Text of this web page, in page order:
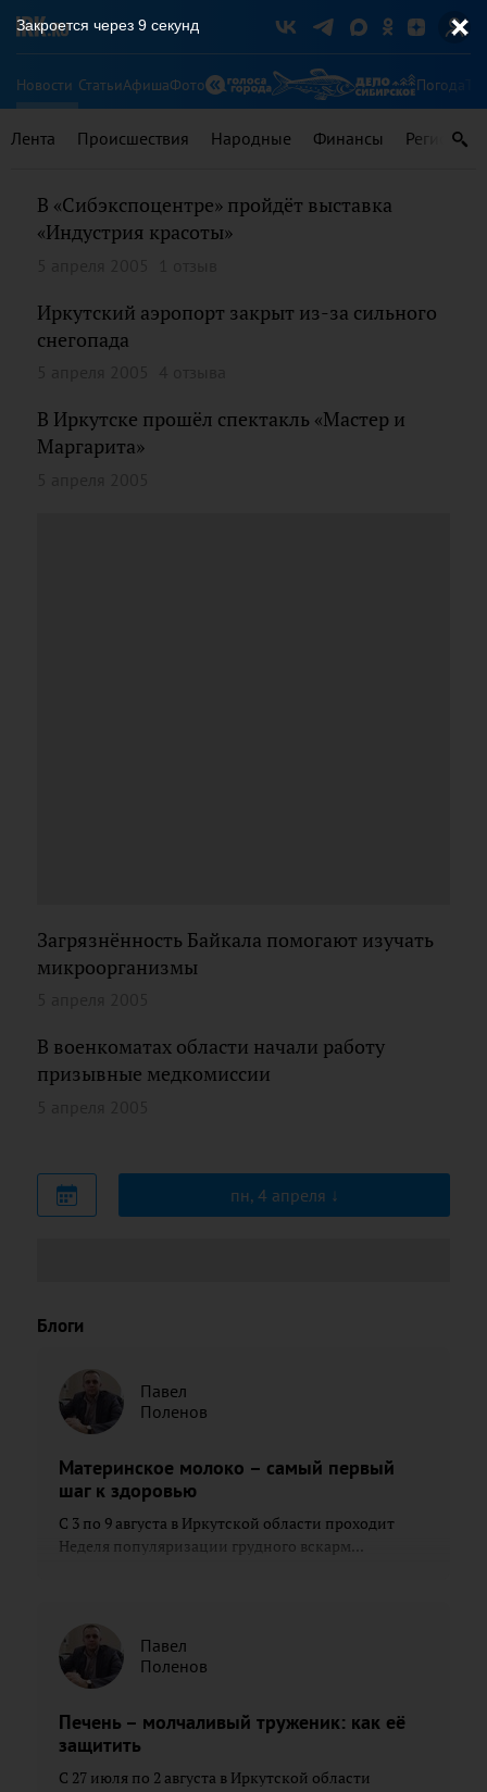
Новости СтатьиАфишаФото Погода
Лента Происшествия Народные Финансы Регионы
В «Сибэкспоцентре» пройдёт выставка
«Индустрия красоты»
Иркутский аэропорт закрыт из-за сильного
снегопада
В Иркутске прошёл спектакль «Мастер и
Маргарита»
Загрязнённость Байкала помогают изучать
микроорганизмы
В военкоматах области начали работу
призывные медкомиссии
пн, 4 апреля
Блоги
Павел
Поленов
Материнское молоко – самый первый
шаг к здоровью
С 3 по 9 августа в Иркутской области проходит
Неделя популяризации грудного вскарм...
Павел
Поленов
Печень – молчаливый труженик: как её
защитить
С 27 июля по 2 августа в Иркутской области
Закроется через 9 секунд